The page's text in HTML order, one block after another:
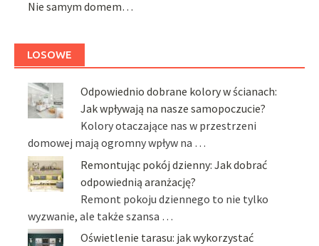
Nie samym domem…
LOSOWE
Odpowiednio dobrane kolory w ścianach:
Jak wpływają na nasze samopoczucie?
Kolory otaczające nas w przestrzeni
domowej mają ogromny wpływ na …
Remontując pokój dzienny: Jak dobrać
odpowiednią aranżację?
Remont pokoju dziennego to nie tylko
wyzwanie, ale także szansa …
Oświetlenie tarasu: jak wykorzystać